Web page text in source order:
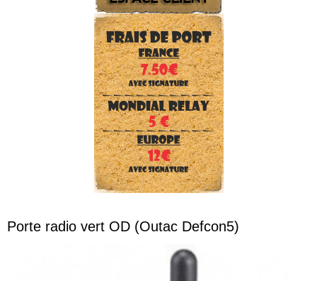
Porte radio vert OD (Outac Defcon5)